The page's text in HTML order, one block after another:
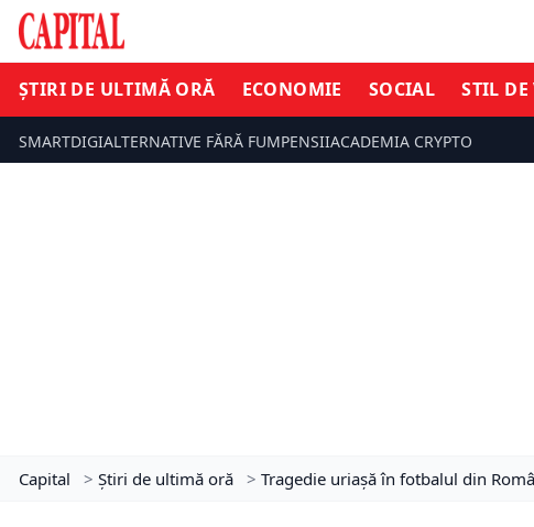
ȘTIRI DE ULTIMĂ ORĂ ECONOMIE SOCIAL STIL DE
SMARTDIGIALTERNATIVE FĂRĂ FUMPENSIIACADEMIA CRYPTO
Capital > Știri de ultimă oră > Tragedie uriașă în fotbalul din